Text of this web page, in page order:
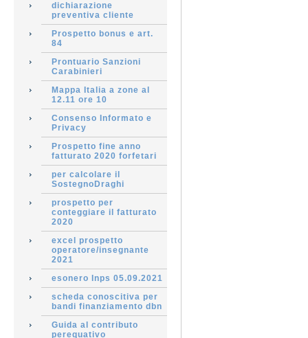
dichiarazione
preventiva cliente
Prospetto bonus e art.
84
Prontuario Sanzioni
Carabinieri
Mappa Italia a zone al
12.11 ore 10
Consenso Informato e
Privacy
Prospetto fine anno
fatturato 2020 forfetari
per calcolare il
SostegnoDraghi
prospetto per
conteggiare il fatturato
2020
excel prospetto
operatore/insegnante
2021
esonero Inps 05.09.2021
scheda conoscitiva per
bandi finanziamento dbn
Guida al contributo
perequativo